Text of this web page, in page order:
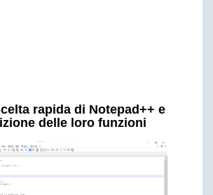
rapida di Notepad++ e
delle loro funzioni